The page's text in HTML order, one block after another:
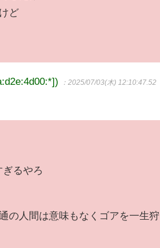
ど
：2025/07/03(木) 12:10:47.52
るやろ
の人間は意味もなくゴアを一生狩